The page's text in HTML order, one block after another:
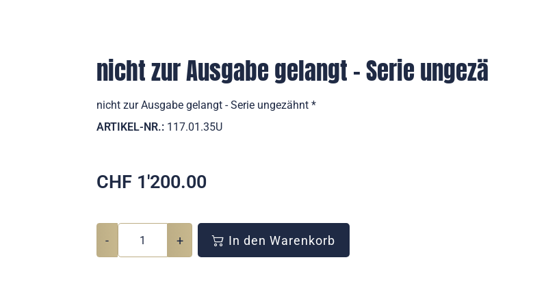
nicht zur Ausgabe gelangt - Serie ungezä
nicht zur Ausgabe gelangt - Serie ungezähnt *
ARTIKEL-NR.: 117.01.35U
CHF 1'200.00
- + In den Warenkorb